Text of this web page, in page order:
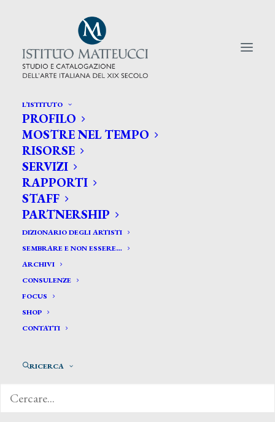
L’ISTITUTO
PROFILO
MOSTRE NEL TEMPO
RISORSE
SERVIZI
RAPPORTI
STAFF
PARTNERSHIP
DIZIONARIO DEGLI ARTISTI
SEMBRARE E NON ESSERE…
ARCHIVI
CONSULENZE
FOCUS
SHOP
CONTATTI
RICERCA
CERCA TRA GLI ARTISTI:
Search
for:
Paoletti Rodolfo *
PAOLETTI RODOLFO
Assai scarse le notizie su questo artista, che